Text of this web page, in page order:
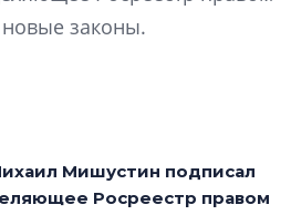
новые законы.
Мишустин подписал
Росреестр правом